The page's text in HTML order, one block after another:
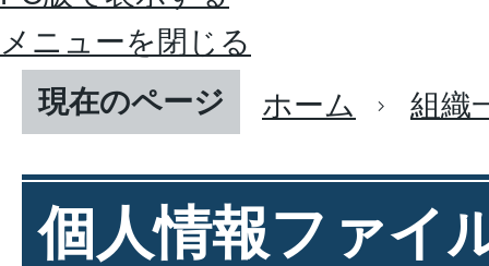
メニューを閉じる
現在のページ
ホーム 組織
個人情報ファイ